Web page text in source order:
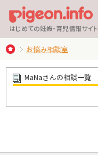
はじめての妊娠・育児情報サイト
お悩み相談室
MaNaさんの相談一覧